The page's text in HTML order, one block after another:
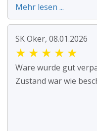
Mehr lesen ...
SK Oker, 08.01.2026
★ ★ ★ ★ ★
Ware wurde gut
Zustand war wie